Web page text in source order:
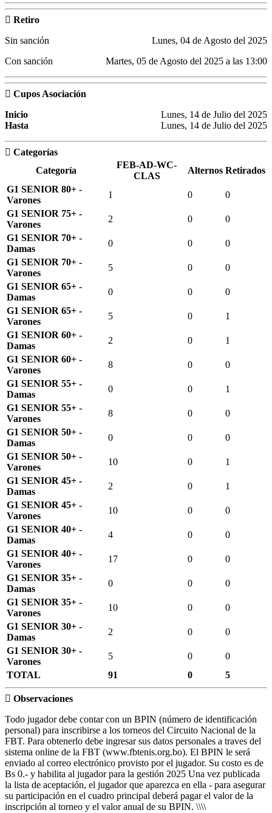
Retiro
Sin sanción
Lunes, 04 de Agosto del 2025
Con sanción
Martes, 05 de Agosto del 2025 a las 13:00
Cupos Asociación
Inicio
Lunes, 14 de Julio del 2025
Hasta
Lunes, 14 de Julio del 2025
Categorías
Categoría
FEB-AD-WC-
CLAS
Alternos Retirados
G1 SENIOR 80+ -
Varones
1 0
0
G1 SENIOR 75+ -
Varones
2 0
0
G1 SENIOR 70+ -
Damas
0 0
0
G1 SENIOR 70+ -
Varones
5 0
0
G1 SENIOR 65+ -
Damas
0 0
0
G1 SENIOR 65+ -
Varones
5 0
1
G1 SENIOR 60+ -
Damas
2 0
1
G1 SENIOR 60+ -
Varones
8 0
0
G1 SENIOR 55+ -
Damas
0 0
1
G1 SENIOR 55+ -
Varones
8 0
0
G1 SENIOR 50+ -
Damas
0 0
0
G1 SENIOR 50+ -
Varones
10 0
1
G1 SENIOR 45+ -
Damas
2 0
1
G1 SENIOR 45+ -
Varones
10 0
0
G1 SENIOR 40+ -
Damas
4 0
0
G1 SENIOR 40+ -
Varones
17 0
0
G1 SENIOR 35+ -
Damas
0 0
0
G1 SENIOR 35+ -
Varones
10 0
0
G1 SENIOR 30+ -
Damas
2 0
0
G1 SENIOR 30+ -
Varones
5 0
0
TOTAL
91 0 5
Observaciones
Todo jugador debe contar con un BPIN (número de identificación
personal) para inscribirse a los torneos del Circuito Nacional de la
FBT. Para obtenerlo debe ingresar sus datos personales a traves del
sistema online de la FBT (www.fbtenis.org.bo). El BPIN le será
enviado al correo electrónico provisto por el jugador. Su costo es de
Bs 0.- y habilita al jugador para la gestión 2025 Una vez publicada
la lista de aceptación, el jugador que aparezca en ella - para asegurar
su participación en el cuadro principal deberá pagar el valor de la
inscripción al torneo y el valor anual de su BPIN. \\\\